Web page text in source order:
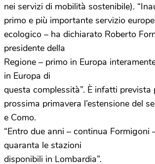
nei servizi di mobilità sostenibile).
primo e più importante servizio
ecologico – ha dichiarato Roberto
presidente della
Regione – primo in Europa
in Europa di
questa complessità”. È infatti prevista
prossima primavera l’estensione del
e Como.
“Entro due anni – continua Formigoni
quaranta le stazioni
disponibili in Lombardia”.